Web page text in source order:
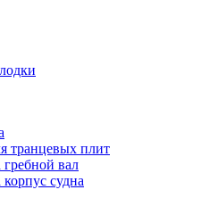
транцевых плит
вал
судна